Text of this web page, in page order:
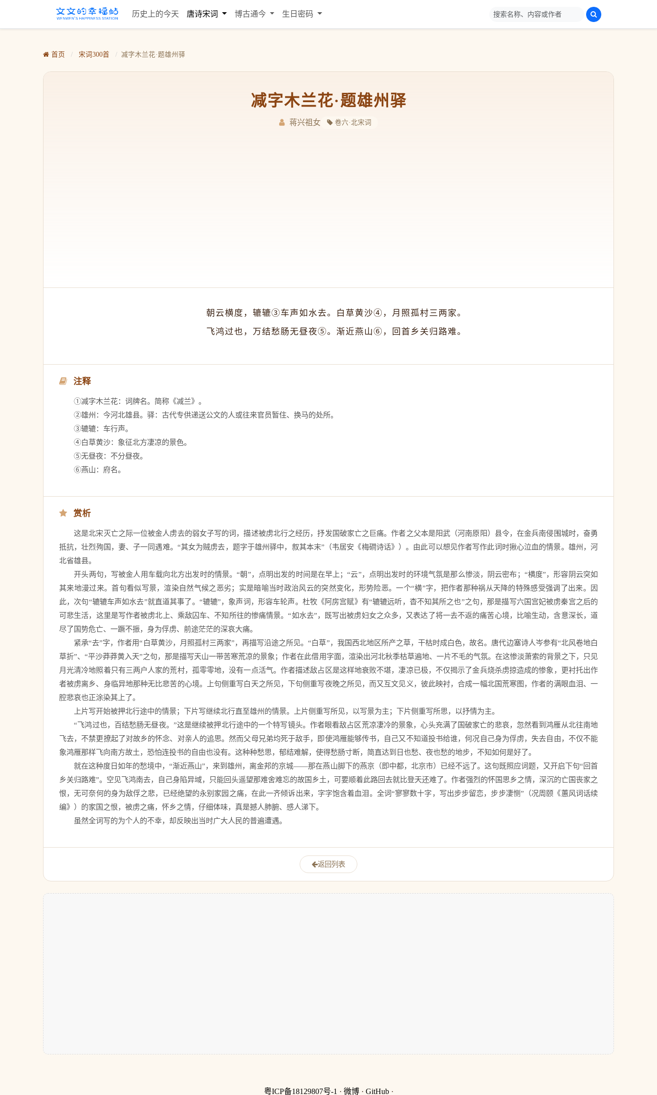
历史上的今天 唐诗宋词 博古通今 生日密码
首页 / 宋词300首 / 减字木兰花·题雄州驿
减字木兰花·题雄州驿
蒋兴祖女 卷六·北宋词
朝云横度，辘辘③车声如水去。白草黄沙④，月照孤村三两家。
飞鸿过也，万结愁肠无昼夜⑤。渐近燕山⑥，回首乡关归路难。
注释
①减字木兰花：词牌名。简称《减兰》。
②雄州：今河北雄县。驿：古代专供递送公文的人或往来官员暂住、换马的处所。
③辘辘：车行声。
④白草黄沙：象征北方凄凉的景色。
⑤无昼夜：不分昼夜。
⑥燕山：府名。
赏析
这是北宋灭亡之际一位被金人虏去的弱女子写的词，描述被虏北行之经历，抒发国破家亡之巨痛。作者之父本是阳武（河南原阳）县令，在金兵南侵围城时，奋勇
抵抗，壮烈殉国，妻、子一同遇难。“其女为贼虏去，题字于雄州驿中，叙其本末”（韦居安《梅磵诗话》）。由此可以想见作者写作此词时揪心泣血的情景。雄州，河
北省雄县。
开头两句，写被金人用车载向北方出发时的情景。“朝”，点明出发的时间是在早上；“云”，点明出发时的环境气氛是那么惨淡，阴云密布；“横度”，形容阴云突如
其来地漫过来。首句看似写景，渲染自然气候之恶劣；实是暗喻当时政治风云的突然变化，形势险恶。一个“横”字，把作者那种祸从天降的特殊感受强调了出来。因
此，次句“辘辘车声如水去”就直道其事了。“辘辘”，象声词，形容车轮声。杜牧《阿房宫赋》有“辘辘远听，杳不知其所之也”之句，那是描写六国宫妃被虏秦宫之后的
可悲生活，这里是写作者被虏北上、乘敌囚车、不知所往的惨痛情景。“如水去”，既写出被虏妇女之众多，又表达了将一去不返的痛苦心境，比喻生动，含意深长，道
尽了国势危亡、一蹶不振，身为俘虏、前途茫茫的深哀大痛。
紧承“去”字，作者用“白草黄沙，月照孤村三两家”，再描写沿途之所见。“白草”，我国西北地区所产之草，干枯时成白色，故名。唐代边塞诗人岑参有“北风卷地白
草折”、“平沙莽莽黄入天”之句，那是描写天山一带苦寒荒凉的景象；作者在此借用字面，渲染出河北秋季枯草遍地、一片不毛的气氛。在这惨淡萧索的背景之下，只见
月光清冷地照着只有三两户人家的荒村，孤零零地，没有一点活气。作者描述敌占区是这样地衰败不堪，凄凉已极，不仅揭示了金兵烧杀虏掠造成的惨象，更衬托出作
者被虏离乡、身临异地那种无比悲苦的心境。上句侧重写白天之所见，下句侧重写夜晚之所见，而又互文见义，彼此映衬，合成一幅北国荒寒图，作者的满眼血泪、一
腔悲哀也正涂染其上了。
上片写开始被押北行途中的情景；下片写继续北行直至雄州的情景。上片侧重写所见，以写景为主；下片侧重写所思，以抒情为主。
“飞鸿过也，百结愁肠无昼夜。”这是继续被押北行途中的一个特写镜头。作者眼看敌占区荒凉凄冷的景象，心头充满了国破家亡的悲哀，忽然看到鸿雁从北往南地
飞去，不禁更撩起了对故乡的怀念、对亲人的追思。然而父母兄弟均死于敌手，即使鸿雁能够传书，自己又不知道投书给谁，何况自己身为俘虏，失去自由，不仅不能
象鸿雁那样飞向南方故土，恐怕连投书的自由也没有。这种种愁思，郁结难解，使得愁肠寸断，简直达到日也愁、夜也愁的地步，不知如何是好了。
就在这种度日如年的愁境中，“渐近燕山”，来到雄州，离金邦的京城——那在燕山脚下的燕京（即中都，北京市）已经不远了。这句既照应词题，又开启下句“回首
乡关归路难”。空见飞鸿南去，自己身陷异域，只能回头遥望那难舍难忘的故国乡土，可要顺着此路回去就比登天还难了。作者强烈的怀国思乡之情，深沉的亡国丧家之
恨，无可奈何的身为敌俘之悲，已经绝望的永别家园之痛，在此一齐倾诉出来，字字饱含着血泪。全词“寥寥数十字，写出步步留恋，步步凄恻”（况周颐《蕙风词话续
编》）的家国之恨，被虏之痛，怀乡之情，仔细体味，真是撼人肺腑、感人涕下。
虽然全词写的为个人的不幸，却反映出当时广大人民的普遍遭遇。
返回列表
粤ICP备18129807号-1 · 微博· GitHub·